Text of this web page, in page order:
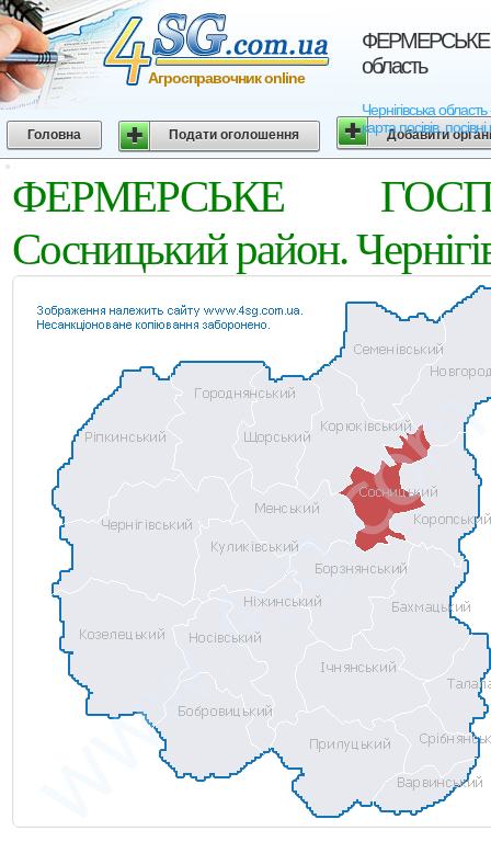
ФЕРМЕРСЬКЕ
область
Чернігівська
карта посівів,
Агросправочник online
Головна Подати оголошення Добавити
ФЕРМЕРСЬКЕ
Сосницький район.